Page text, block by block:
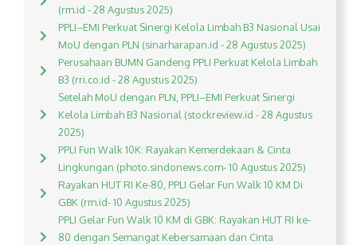
(rm.id - 28 Agustus 2025)
PPLI–EMI Perkuat Sinergi Kelola Limbah B3 Nasional Usai
MoU dengan PLN (sinarharapan.id - 28 Agustus 2025)
Perusahaan BUMN Gandeng PPLI Perkuat Kelola Limbah
B3 (rri.co.id - 28 Agustus 2025)
Setelah MoU dengan PLN, PPLI–EMI Perkuat Sinergi
Kelola Limbah B3 Nasional (stockreview.id - 28 Agustus
2025)
PPLI Fun Walk 10K: Rayakan Kemerdekaan & Cinta
Lingkungan (photo.sindonews.com- 10 Agustus 2025)
Rayakan HUT RI Ke-80, PPLI Gelar Fun Walk 10 KM Di
GBK (rm.id- 10 Agustus 2025)
PPLI Gelar Fun Walk 10 KM di GBK: Rayakan HUT RI ke-
80 dengan Semangat Kebersamaan dan Cinta